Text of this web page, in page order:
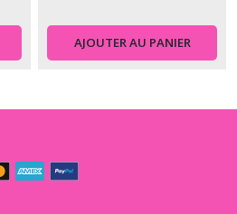
AJOUTER AU PANIER